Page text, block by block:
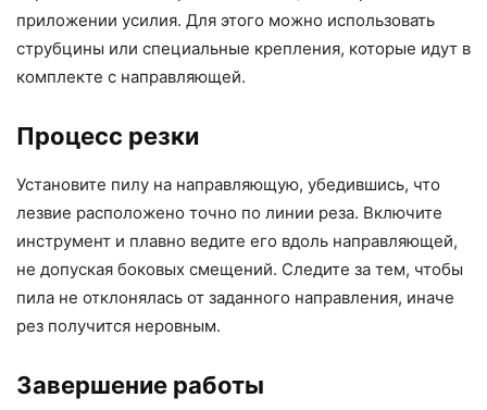
приложении усилия. Для этого можно использовать
струбцины или специальные крепления, которые идут в
комплекте с направляющей.
Процесс резки
Установите пилу на направляющую, убедившись, что
лезвие расположено точно по линии реза. Включите
инструмент и плавно ведите его вдоль направляющей,
не допуская боковых смещений. Следите за тем, чтобы
пила не отклонялась от заданного направления, иначе
рез получится неровным.
Завершение работы